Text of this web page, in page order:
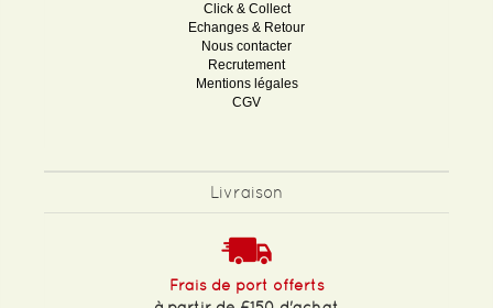
Click & Collect
Echanges & Retour
Nous contacter
Recrutement
Mentions légales
CGV
Livraison
Frais de port offerts